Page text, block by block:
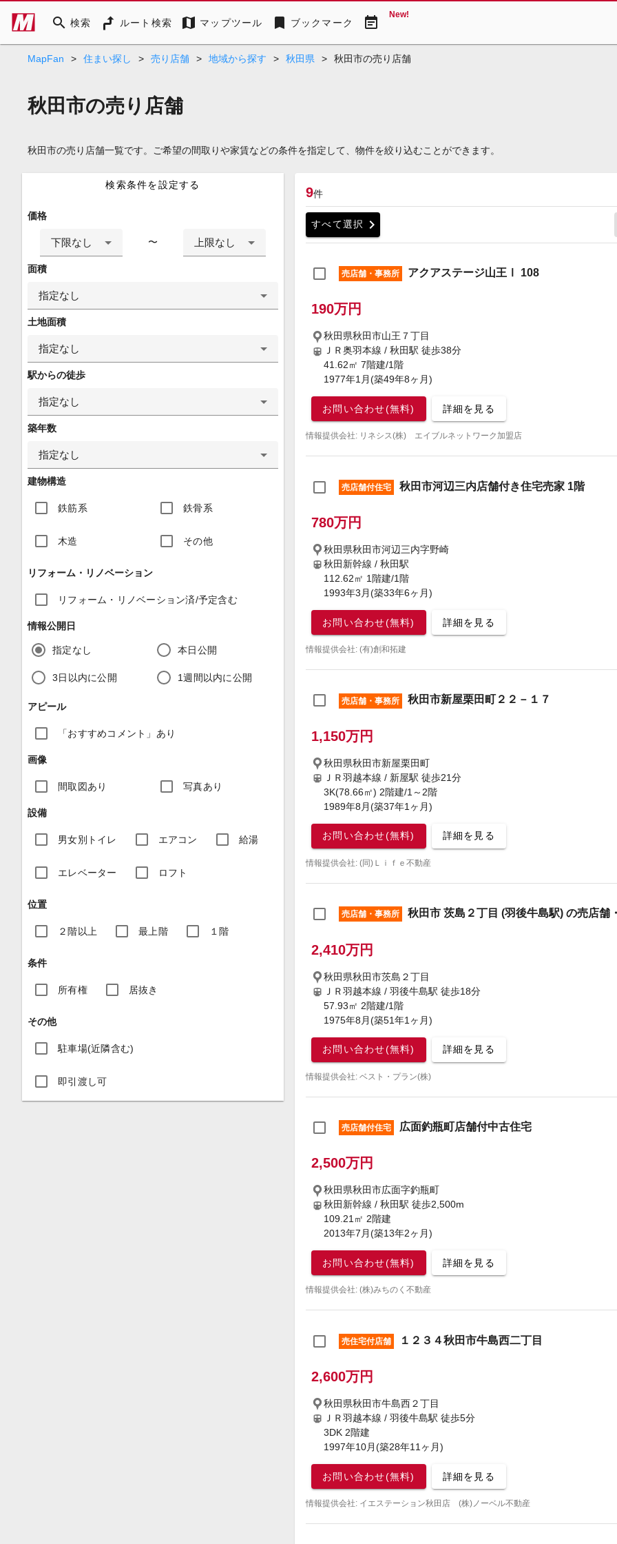
search 検索 ルート検索 map マップツール bookmark ブックマーク event_note New!
MapFan > 住まい探し > 売り店舗 > 地域から探す > 秋田県 > 秋田市の売り店舗
秋田市の売り店舗
秋田市の売り店舗一覧です。ご希望の間取りや家賃などの条件を指定して、物件を絞り込むことができます。
検索条件を設定する
価格
下限なし 〜 上限なし
面積
指定なし
土地面積
指定なし
駅からの徒歩
指定なし
築年数
指定なし
建物構造
鉄筋系 鉄骨系
木造 その他
リフォーム・リノベーション
リフォーム・リノベーション済/予定含む
情報公開日
指定なし 本日公開
3日以内に公開 1週間以内に公開
アピール
「おすすめコメント」あり
画像
間取図あり 写真あり
設備
男女別トイレ エアコン 給湯
エレベーター ロフト
位置
２階以上 最上階 １階
条件
所有権 居抜き
その他
駐車場(近隣含む)
即引渡し可
9件
すべて選択 chevron_right
売店舗・事務所 アクアステージ山王Ⅰ 108
190万円
秋田県秋田市山王７丁目
ＪＲ奥羽本線 / 秋田駅 徒歩38分
41.62㎡ 7階建/1階
1977年1月(築49年8ヶ月)
お問い合わせ(無料) 詳細を見る
情報提供会社: リネシス(株) エイブルネットワーク加盟店
売店舗付住宅 秋田市河辺三内店舗付き住宅売家 1階
780万円
秋田県秋田市河辺三内字野崎
秋田新幹線 / 秋田駅
112.62㎡ 1階建/1階
1993年3月(築33年6ヶ月)
お問い合わせ(無料) 詳細を見る
情報提供会社: (有)創和拓建
売店舗・事務所 秋田市新屋栗田町２２－１７
1,150万円
秋田県秋田市新屋栗田町
ＪＲ羽越本線 / 新屋駅 徒歩21分
3K(78.66㎡) 2階建/1～2階
1989年8月(築37年1ヶ月)
お問い合わせ(無料) 詳細を見る
情報提供会社: (同)Ｌｉｆｅ不動産
売店舗・事務所 秋田市 茨島２丁目 (羽後牛島駅) の売店舗
2,410万円
秋田県秋田市茨島２丁目
ＪＲ羽越本線 / 羽後牛島駅 徒歩18分
57.93㎡ 2階建/1階
1975年8月(築51年1ヶ月)
お問い合わせ(無料) 詳細を見る
情報提供会社: ベスト・プラン(株)
売店舗付住宅 広面釣瓶町店舗付中古住宅
2,500万円
秋田県秋田市広面字釣瓶町
秋田新幹線 / 秋田駅 徒歩2,500m
109.21㎡ 2階建
2013年7月(築13年2ヶ月)
お問い合わせ(無料) 詳細を見る
情報提供会社: (株)みちのく不動産
売住宅付店舗 １２３４秋田市牛島西二丁目
2,600万円
秋田県秋田市牛島西２丁目
ＪＲ羽越本線 / 羽後牛島駅 徒歩5分
3DK 2階建
1997年10月(築28年11ヶ月)
お問い合わせ(無料) 詳細を見る
情報提供会社: イエステーション秋田店 (株)ノーベル不動産